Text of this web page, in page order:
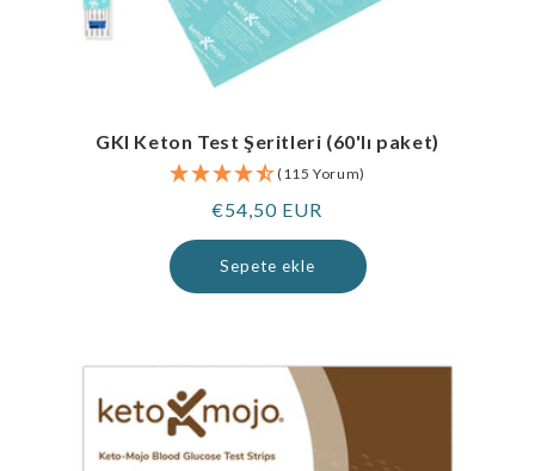
GKI Keton Test Şeritleri (60'lı paket)
(115 Yorum)
Normal
fiyat
€54,50 EUR
Sepete ekle